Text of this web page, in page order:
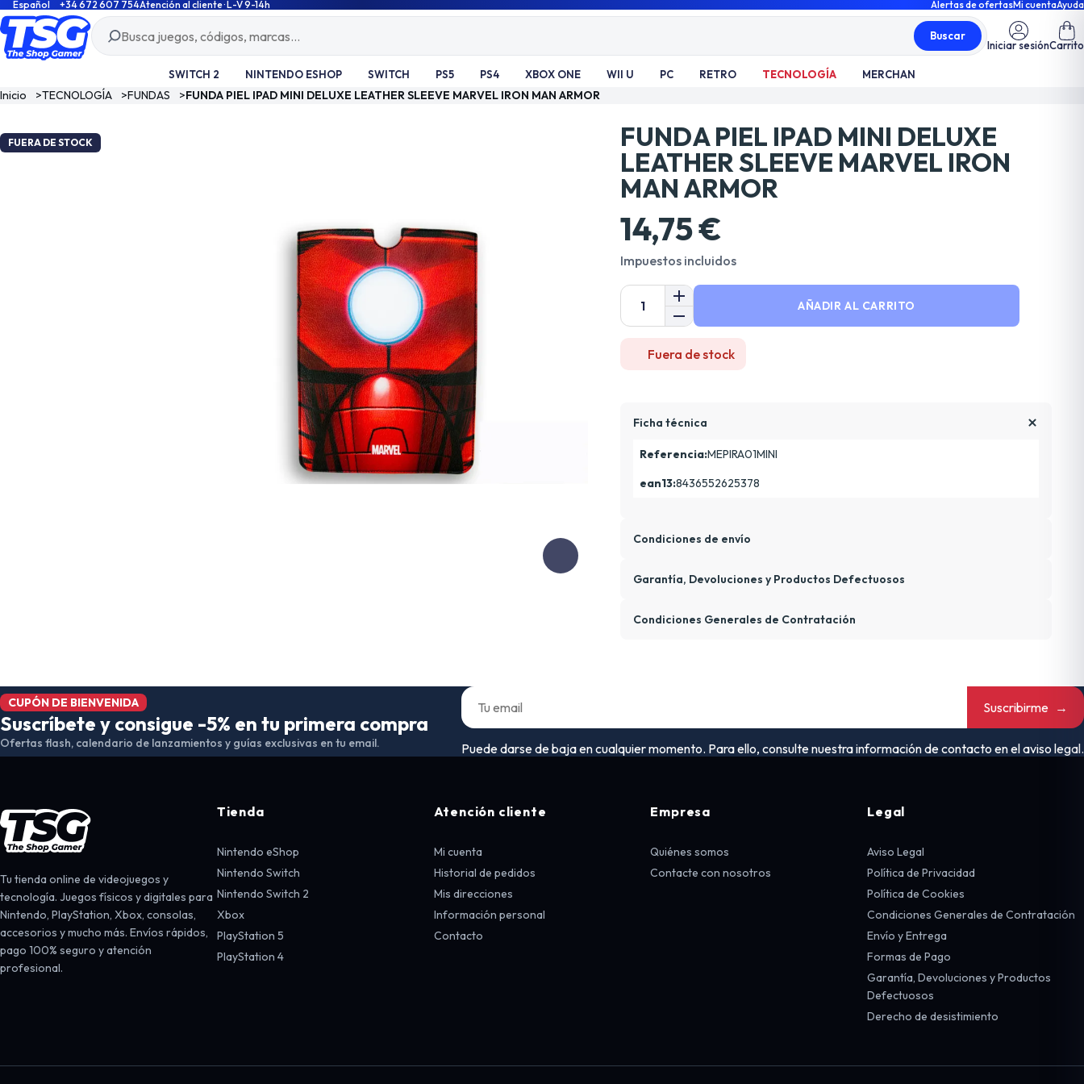
Español +34 672 607 754Atención al cliente · L-V 9-14h Alertas de ofertasMi cuentaAyuda
Buscar
Iniciar sesiónCarrito
SWITCH 2 NINTENDO ESHOP SWITCH PS5 PS4 XBOX ONE WII U PC RETRO TECNOLOGÍA MERCHAN
Inicio >TECNOLOGÍA >FUNDAS >FUNDA PIEL IPAD MINI DELUXE LEATHER SLEEVE MARVEL IRON MAN ARMOR
FUERA DE STOCK
FUNDA PIEL IPAD MINI DELUXE
LEATHER SLEEVE MARVEL IRON
MAN ARMOR
14,75 €
Impuestos incluidos
AÑADIR AL CARRITO
Fuera de stock
Ficha técnica
Referencia:MEPIRA01MINI
ean13:8436552625378
Condiciones de envío
Garantía, Devoluciones y Productos Defectuosos
Condiciones Generales de Contratación
CUPÓN DE BIENVENIDA
Suscríbete y consigue -5% en tu primera compra
Ofertas flash, calendario de lanzamientos y guías exclusivas en tu email.
Suscribirme →
Puede darse de baja en cualquier momento. Para ello, consulte nuestra información de contacto en el aviso legal.
Tu tienda online de videojuegos y
tecnología. Juegos físicos y digitales para
Nintendo, PlayStation, Xbox, consolas,
accesorios y mucho más. Envíos rápidos,
pago 100% seguro y atención
profesional.
Tienda
Nintendo eShop
Nintendo Switch
Nintendo Switch 2
Xbox
PlayStation 5
PlayStation 4
Atención cliente
Mi cuenta
Historial de pedidos
Mis direcciones
Información personal
Contacto
Empresa
Quiénes somos
Contacte con nosotros
Legal
Aviso Legal
Política de Privacidad
Política de Cookies
Condiciones Generales de Contratación
Envío y Entrega
Formas de Pago
Garantía, Devoluciones y Productos
Defectuosos
Derecho de desistimiento